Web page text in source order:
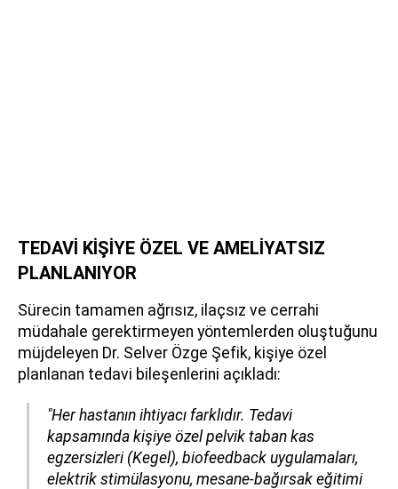
TEDAVİ KİŞİYE ÖZEL VE AMELİYATSIZ
PLANLANIYOR
Sürecin tamamen ağrısız, ilaçsız ve cerrahi
müdahale gerektirmeyen yöntemlerden oluştuğunu
müjdeleyen Dr. Selver Özge Şefik, kişiye özel
planlanan tedavi bileşenlerini açıkladı:
"Her hastanın ihtiyacı farklıdır. Tedavi
kapsamında kişiye özel pelvik taban kas
egzersizleri (Kegel), biofeedback uygulamaları,
elektrik stimülasyonu, mesane-bağırsak eğitimi